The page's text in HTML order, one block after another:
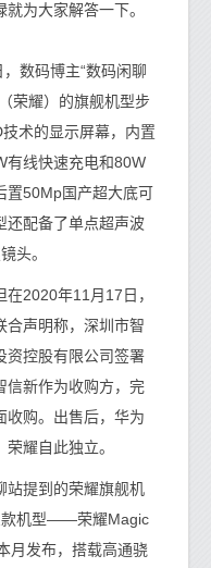
为大家解答一下。
数码博主“数码闲聊
荣耀）的旗舰机型步
术的显示屏幕，内置
有线快速充电和80W
置50Mp国产超大底可
还配备了单点超声波
头。
2020年11月17日，
合声明称，深圳市智
资控股有限公司签署
信新作为收购方，完
收购。出售后，华为
耀自此独立。
提到的荣耀旗舰机
款机型——荣耀Magic
月发布，搭载高通骁